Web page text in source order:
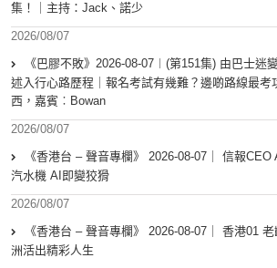
集！｜主持：Jack、諾少
2026/08/07
《巴膠不敗》2026-08-07︱(第151集) 由巴士迷
述入行心路歷程｜報名考試有幾難？邊啲路線最考
西，嘉賓︰Bowan
2026/08/07
《香港台 – 聲音專欄》 2026-08-07｜ 信報
汽水機 AI即變狡猾
2026/08/07
《香港台 – 聲音專欄》 2026-08-07｜ 香港01
洲活出精彩人生